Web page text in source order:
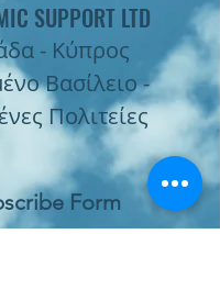
SUPPORT LTD
- Κύπρος
Βασίλειο -
Πολιτείες
Form